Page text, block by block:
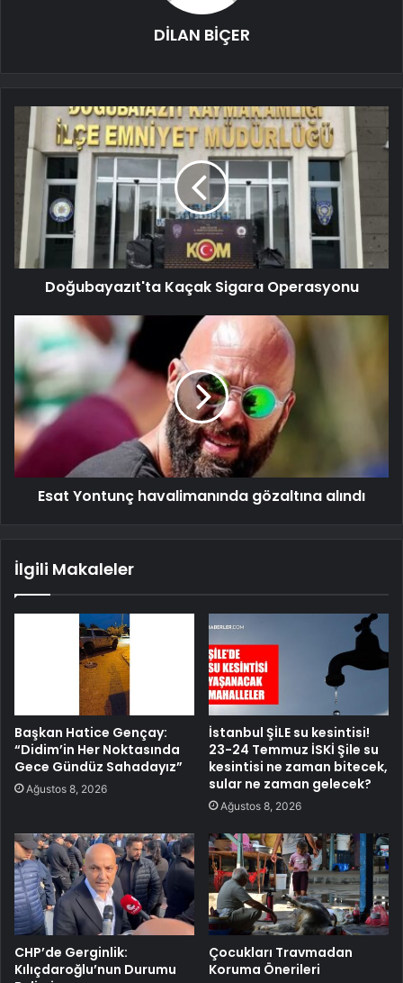
DİLAN BİÇER
Doğubayazıt'ta Kaçak Sigara Operasyonu
Esat Yontunç havalimanında gözaltına alındı
İlgili Makaleler
Başkan Hatice Gençay:
“Didim’in Her Noktasında
Gece Gündüz Sahadayız”
Ağustos 8, 2026
İstanbul ŞİLE su kesintisi!
23-24 Temmuz İSKİ Şile su
kesintisi ne zaman bitecek,
sular ne zaman gelecek?
Ağustos 8, 2026
CHP’de Gerginlik:
Kılıçdaroğlu’nun Durumu
Çocukları Travmadan
Koruma Önerileri